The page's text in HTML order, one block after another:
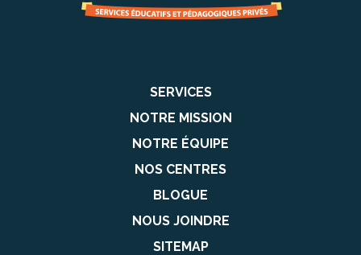
SERVICES
NOTRE MISSION
NOTRE ÉQUIPE
NOS CENTRES
BLOGUE
NOUS JOINDRE
SITEMAP